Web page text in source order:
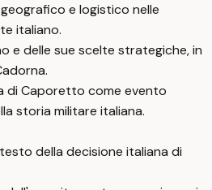
e logistico nelle
italiano.
e delle sue scelte strategiche, in
di Caporetto come evento
storia militare italiana.
della decisione italiana di